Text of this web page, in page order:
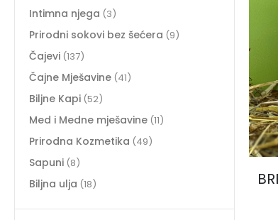
Intimna njega (3)
Prirodni sokovi bez šećera (9)
Čajevi (137)
Čajne Mješavine (41)
Biljne Kapi (52)
Med i Medne mješavine (11)
Prirodna Kozmetika (49)
Sapuni (8)
Biljna ulja (18)